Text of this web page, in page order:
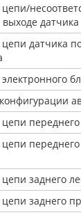
датчика
датчика
заднего
заднего